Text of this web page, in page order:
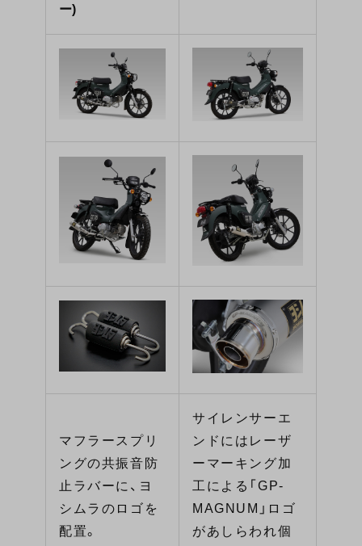
ー)
マフラースプリ
ングの共振音防
止ラバーに、ヨ
シムラのロゴを
配置。
サイレンサーエ
ンドにはレーザ
ーマーキング加
工による「GP-
MAGNUM」ロゴ
があしらわれ個